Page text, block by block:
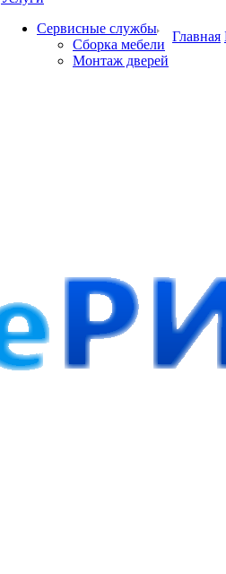
Сервисные службы
Сборка мебели
Монтаж дверей
Главная